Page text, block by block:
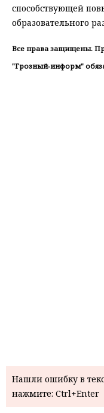
способствующей
образовательного
Все права защищены.
"Грозный-информ"
Нашли ошибку в
нажмите: Ctrl+Enter